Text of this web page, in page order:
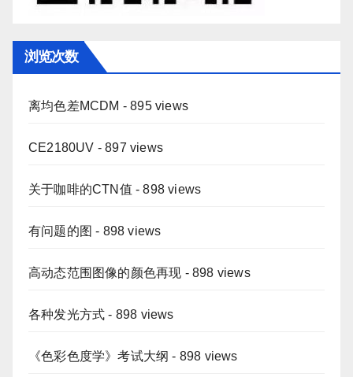
浏览次数
离均色差MCDM - 895 views
CE2180UV - 897 views
关于咖啡的CTN值 - 898 views
有问题的图 - 898 views
高动态范围图像的颜色再现 - 898 views
各种发光方式 - 898 views
《色彩色度学》考试大纲 - 898 views